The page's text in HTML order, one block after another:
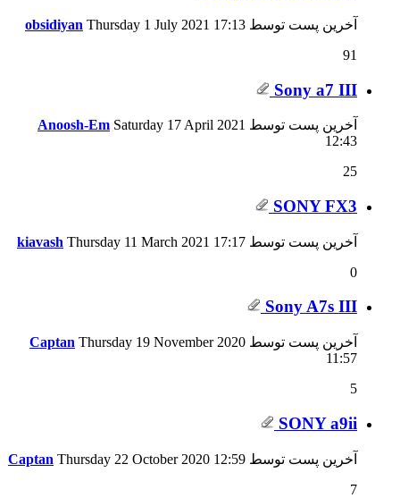
آخرین پست توسط obsidiyan Thursday 1 July 2021 17:13
91
Sony a7 III
آخرین پست توسط Anoosh-Em Saturday 17 April 2021
12:43
25
SONY FX3
آخرین پست توسط kiavash Thursday 11 March 2021 17:17
0
Sony A7s III
آخرین پست توسط Captan Thursday 19 November 2020
11:57
5
SONY a9ii
آخرین پست توسط Captan Thursday 22 October 2020 12:59
7